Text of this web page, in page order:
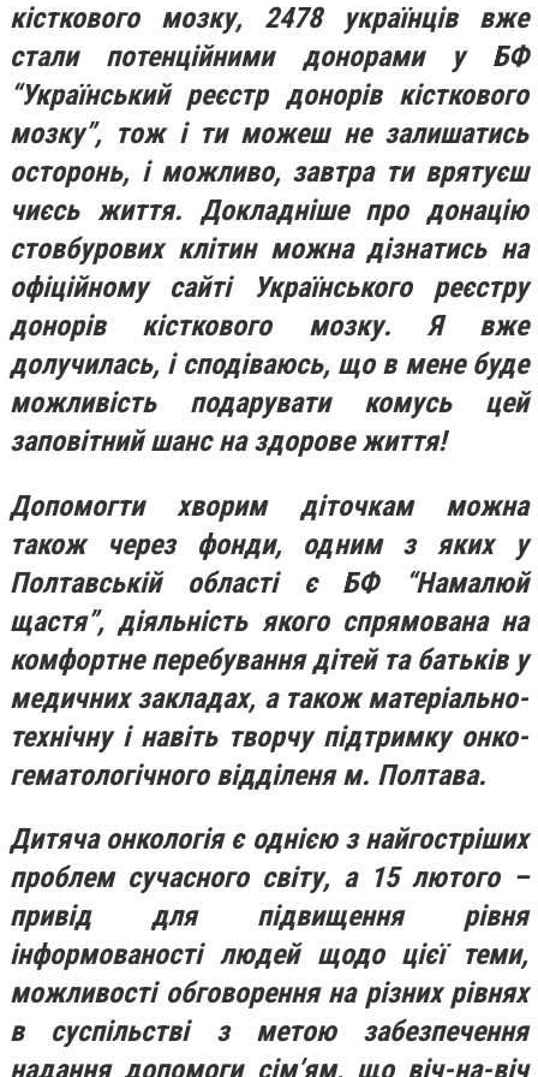
кісткового мозку, 2478 українців вже
стали потенційними донорами у БФ
“Український реєстр донорів кісткового
мозку”, тож і ти можеш не залишатись
осторонь, і можливо, завтра ти врятуєш
чиєсь життя. Докладніше про донацію
стовбурових клітин можна дізнатись на
офіційному сайті Українського реєстру
донорів кісткового мозку. Я вже
долучилась, і сподіваюсь, що в мене буде
можливість подарувати комусь цей
заповітний шанс на здорове життя!
Допомогти хворим діточкам можна
також через фонди, одним з яких у
Полтавській області є БФ “Намалюй
щастя”, діяльність якого спрямована на
комфортне перебування дітей та батьків у
медичних закладах, а також матеріально-
технічну і навіть творчу підтримку онко-
гематологічного відділеня м. Полтава.
Дитяча онкологія є однією з найгостріших
проблем сучасного світу, а 15 лютого –
привід для підвищення рівня
інформованості людей щодо цієї теми,
можливості обговорення на різних рівнях
в суспільстві з метою забезпечення
надання допомоги сім’ям, що віч-на-віч